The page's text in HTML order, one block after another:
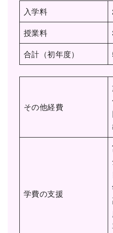
入学料
授業料
合計（初年度）
その他経費
学費の支援